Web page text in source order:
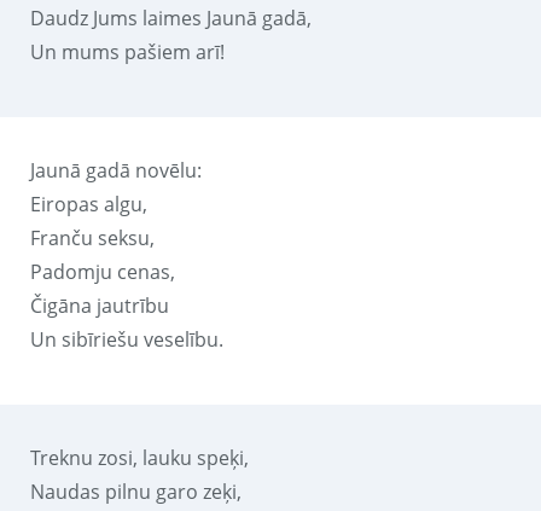
Daudz Jums laimes Jaunā gadā,
Un mums pašiem arī!
Jaunā gadā novēlu:
Eiropas algu,
Franču seksu,
Padomju cenas,
Čigāna jautrību
Un sibīriešu veselību.
Treknu zosi, lauku speķi,
Naudas pilnu garo zeķi,